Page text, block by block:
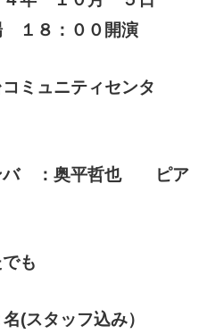
１８：００開演
ニティセンタ
：奥平哲也 ピア
も
タッフ込み）